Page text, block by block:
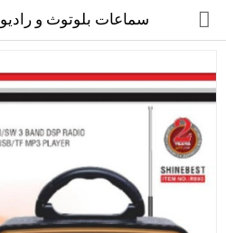
مجموعة
العروض
سماعات بلوتوث و راديو DLC-32243B